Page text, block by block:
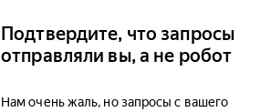
Подтвердите, что запросы
отправляли вы, а не робот
Нам очень жаль, но запросы с вашего